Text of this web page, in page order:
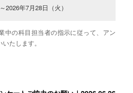
2026年7月28日（火）
中の科目担当者の指示に従って、アン
たします。